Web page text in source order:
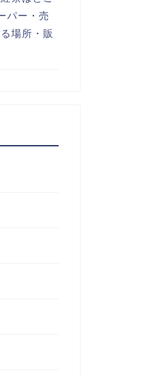
パー・売
場所・販